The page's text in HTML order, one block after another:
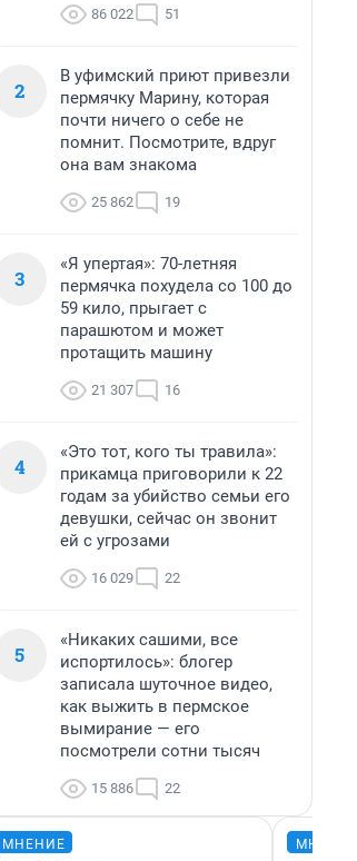
86 022 51
2
В уфимский приют привезли
пермячку Марину, которая
почти ничего о себе не
помнит. Посмотрите, вдруг
она вам знакома
25 862 19
3
«Я упертая»: 70-летняя
пермячка похудела со 100 до
59 кило, прыгает с
парашютом и может
протащить машину
21 307 16
4
«Это тот, кого ты травила»:
прикамца приговорили к 22
годам за убийство семьи его
девушки, сейчас он звонит
ей с угрозами
16 029 22
5
«Никаких сашими, все
испортилось»: блогер
записала шуточное видео,
как выжить в пермское
вымирание — его
посмотрели сотни тысяч
15 886 22
МНЕНИЕ